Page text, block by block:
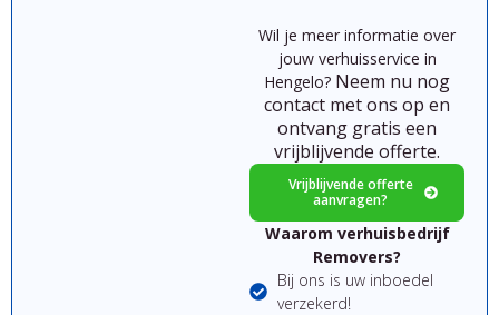
Wil je meer informatie over
jouw verhuisservice in
Hengelo? Neem nu nog
contact met ons op en
ontvang gratis een
vrijblijvende offerte.
Vrijblijvende offerte
aanvragen?
Waarom verhuisbedrijf
Removers?
Bij ons is uw inboedel
verzekerd!